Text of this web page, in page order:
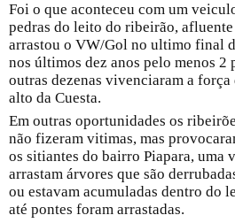
Foi o que aconteceu com um
pedras do leito do ribeirão,
arrastou o VW/Gol no ultimo final
nos últimos dez anos pelo menos 2
outras dezenas vivenciaram a força
alto da Cuesta.
Em outras oportunidades os
não fizeram vitimas, mas
os sitiantes do bairro Piapara, uma
arrastam árvores que são
ou estavam acumuladas dentro do
até pontes foram arrastadas.